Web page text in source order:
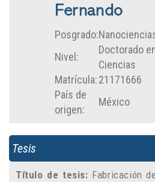
Fernando
Posgrado:
Nivel:
Doctorado
Ciencias
Matrícula:21171666
País de
origen:
México
Tesis
Título de tesis: Fabricación